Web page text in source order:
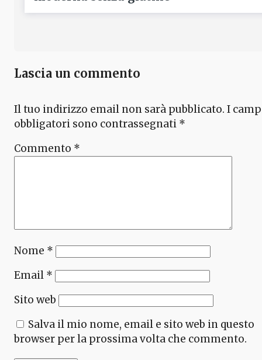
Lascia un commento
Il tuo indirizzo email non sarà pubblicato. I
obbligatori sono contrassegnati *
Commento *
Nome *
Email *
Sito web
Salva il mio nome, email e sito web in questo
browser per la prossima volta che commento.